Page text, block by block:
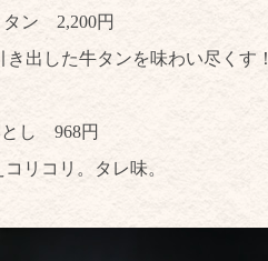
タン 2,200円
出した牛タンを味わい尽くす！
とし 968円
リコリ。タレ味。